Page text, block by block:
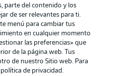
Declaracion de privacidad
Trabajos
Condiciones de uso
Contacto
parte del contenido y los
de ser relevantes para ti.
menú para cambiar tus
en cualquier momento
las preferencias» que
de la página web. Tus
de nuestro Sitio web. Para
de privacidad.